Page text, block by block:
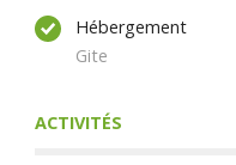
Hébergement
Gite
ACTIVITÉS